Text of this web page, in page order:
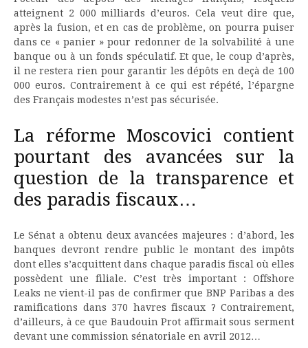
atteignent 2 000 milliards d’euros. Cela veut dire que,
après la fusion, et en cas de problème, on pourra puiser
dans ce « panier » pour redonner de la solvabilité à une
banque ou à un fonds spéculatif. Et que, le coup d’après,
il ne restera rien pour garantir les dépôts en deçà de 100
000 euros. Contrairement à ce qui est répété, l’épargne
des Français modestes n’est pas sécurisée.
La réforme Moscovici contient
pourtant des avancées sur la
question de la transparence et
des paradis fiscaux…
Le Sénat a obtenu deux avancées majeures : d’abord, les
banques devront rendre public le montant des impôts
dont elles s’acquittent dans chaque paradis fiscal où elles
possèdent une filiale. C’est très important : Offshore
Leaks ne vient-il pas de confirmer que BNP Paribas a des
ramifications dans 370 havres fiscaux ? Contrairement,
d’ailleurs, à ce que Baudouin Prot affirmait sous serment
devant une commission sénatoriale en avril 2012…